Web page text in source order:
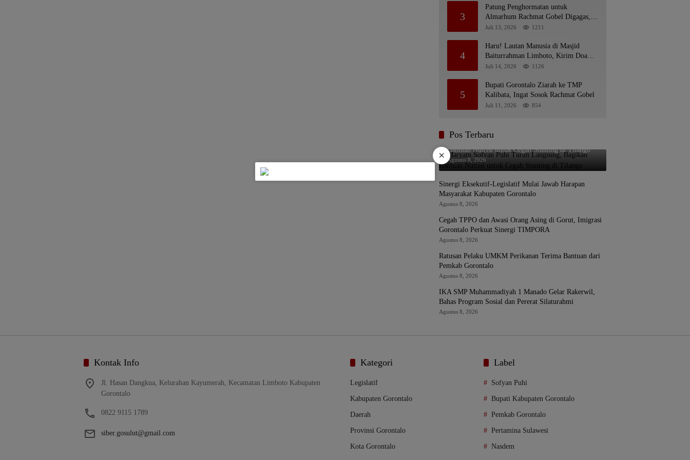
3
Patung Penghormatan untuk
Almarhum Rachmat Gobel Digagas,
Ini Tiga Lokasi yang Diusulkan
Juli 13, 2026 1211
4
Haru! Lautan Manusia di Masjid
Baiturrahman Limboto, Kirim Doa
untuk Almarhum Rachmat Gobel
Juli 14, 2026 1126
5
Bupati Gorontalo Ziarah ke TMP
Kalibata, Ingat Sosok Rachmat Gobel
Juli 11, 2026 854
Pos Terbaru
Maryam Sofyan Puhi Turun Langsung, Bagikan
Bantuan Nutrisi untuk Cegah Stunting di Tilango
Agustus 8, 2026
Sinergi Eksekutif-Legislatif Mulai Jawab Harapan
Masyarakat Kabupaten Gorontalo
Agustus 8, 2026
Cegah TPPO dan Awasi Orang Asing di Gorut, Imigrasi
Gorontalo Perkuat Sinergi TIMPORA
Agustus 8, 2026
Ratusan Pelaku UMKM Perikanan Terima Bantuan dari
Pemkab Gorontalo
Agustus 8, 2026
IKA SMP Muhammadiyah 1 Manado Gelar Rakerwil,
Bahas Program Sosial dan Pererat Silaturahmi
Agustus 8, 2026
Kontak Info
Jl. Hasan Dangkua, Kelurahan Kayumerah, Kecamatan Limboto Kabupaten
Gorontalo
0822 9115 1789
siber.gosulut@gmail.com
Kategori
Legislatif
Kabupaten Gorontalo
Daerah
Provinsi Gorontalo
Kota Gorontalo
Label
Sofyan Puhi
Bupati Kabupaten Gorontalo
Pemkab Gorontalo
Pertamina Sulawesi
Nasdem
×